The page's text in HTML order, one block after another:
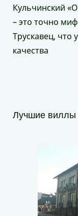
Кульчинский
– это точно
Трускавец, что
качества
Лучшие виллы